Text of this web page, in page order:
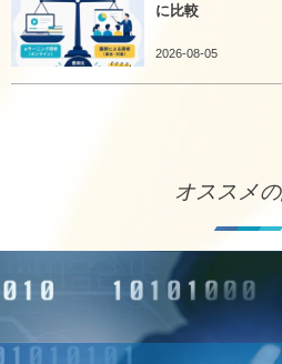
に比較
2026-08-05
オススメ